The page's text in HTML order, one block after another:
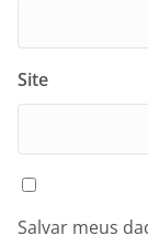
Site
Salvar meus